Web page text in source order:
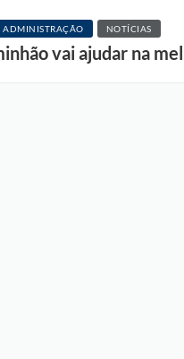
ADMINISTRAÇÃO NOTÍCIAS
vai ajudar na